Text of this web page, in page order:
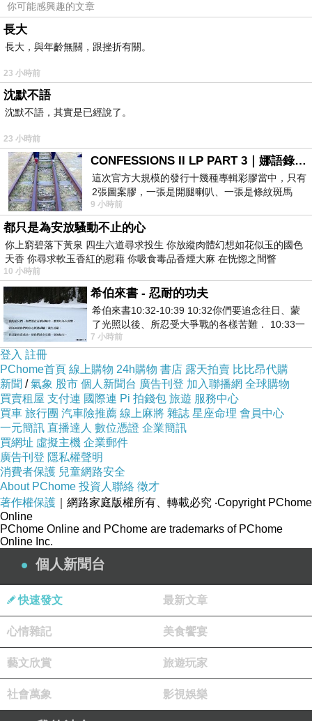
然有能力掌控自己的身體。
這種感覺很吸引人，尤其是在現代社會裡。很多人的生活
其實是失控的。工作節奏不由自己決定，收入安全感不穩
定，資訊每天湧入，社交比較無處不在，未來也越來越難
預測。在這種環境下，健身房變成一個相對可控的場域。
重量是多少，時間是多少，完成了沒有，進步了沒有，這
些都可以被清楚記錄。當外在世界越混亂，人就越容易迷
戀一個可計算、可完成、可證明自己的身體系統。
但這也帶來一個問題：身體本來應該是人恢復生命感的地
方，卻逐漸被改造成另一個績效場域。工作已經要求效
率，健身也要求效率。工作有 KPI，健身有 PR。工作要
求抗壓，健身也要求你忍受痛苦。工作要求你不斷升級，
健身也要求你下一次更快、更重、更狠。結果，人以為自
己在逃離現代生活的壓力，實際上只是把同一套壓力邏輯
搬進身體裡。
這不是說 HIIT、CrossFit 或 HYROX 本身有問題。任何訓
練方法都有它的用途。高強度訓練可以提升心肺，可以增
加代謝壓力，可以訓練身體處理疲勞，也可以讓人建立自
信。但要注意高強度開始被包裝成更高級的健康標準，好
像普通運動不夠，穩定訓練不夠，慢慢進步不夠，只有爆
汗、喘氣、計時、排名和完成挑戰才算真正努力。
這種文化很容易混淆「有效」和「健康」。高強度一定有
感覺，但有感覺不等於長期適合。爆汗很明顯，心跳很高
很明顯，訓練後倒在地上很明顯，但長期健康很多時候是
不明顯的。它可能只是你睡得好，關節沒有痛，心情穩
定，肌肉量慢慢增加，體能慢慢變厚，日常活動更輕鬆。
這些變化不夠戲劇化，也不一定適合放上社交平台，但它
們才是身體真正的底盤。
現代健身之所以越來越像生存測試也和注意力經濟有關。
平台不喜歡安靜的健康。散步不夠刺激，拉筋不夠刺激，
Zone 2 不夠刺激，穩定重訓也未必夠刺激。容易被看見的
是痛苦﹑爆發﹑極限﹑完成前後的反差。於是健身內容自
然會偏向可視化的強度。久而久之，人就會以為身體越接
你可能感興趣的文章
長大
長大，與年齡無關，跟挫折有關。
23 小時前
沈默不語
沈默不語，其實是已經說了。
23 小時前
CONFESSIONS II LP PART 3｜娜語錄II LP PART 3
這次官方大規模的發行十幾種專輯彩膠當中，只有
2張圖案膠，一張是開腿喇叭、一張是條紋斑馬
版；目前官網上只剩澳洲商店AU STORE
9 小時前
都只是為安放騷動不止的心
你上窮碧落下黃泉 四生六道尋求投生 你放縱肉體幻想如花似玉的國色
天香 你尋求軟玉香紅的慰藉 你吸食毒品香煙大麻 在恍惚之間瞥
10 小時前
希伯來書 - 忍耐的功夫
希伯來書10:32-10:39 10:32你們要追念往日、蒙
了光照以後、所忍受大爭戰的各樣苦難． 10:33一
面被毀謗、遭患難、成了戲景、叫眾人
7 小時前
登入 註冊
PChome首頁 線上購物 24h購物 書店 露天拍賣 比比昂代購
新聞 /氣象 股市 個人新聞台 廣告刊登 加入聯播網 全球購物
買賣租屋 支付連 國際連 Pi 拍錢包 旅遊 服務中心
買車 旅行團 汽車險推薦 線上麻將 雜誌 星座命理 會員中心
一元簡訊 直播達人 數位憑證 企業簡訊
買網址 虛擬主機 企業郵件
廣告刊登 隱私權聲明
消費者保護 兒童網路安全
About PChome 投資人聯絡 徵才
著作權保護 ｜網路家庭版權所有、轉載必究 ‧Copyright PChome
Online
PChome Online and PChome are trademarks of PChome
Online Inc.
個人新聞台
快速發文 最新文章
心情雜記 美食饗宴
藝文欣賞 旅遊玩家
社會萬象 影視娛樂